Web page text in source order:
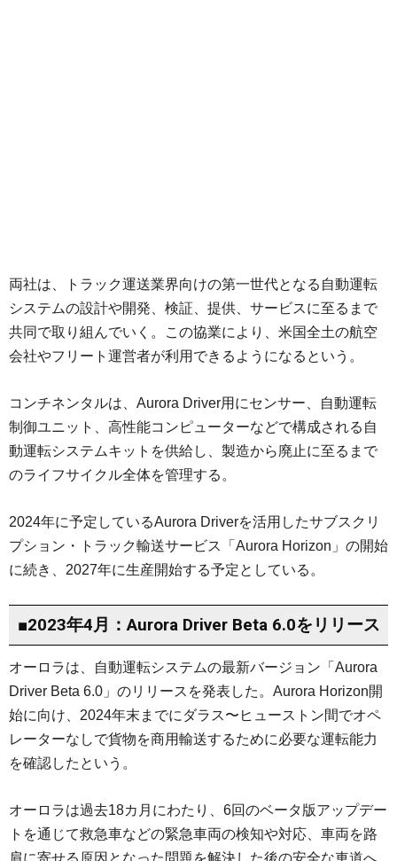
両社は、トラック運送業界向けの第一世代となる自動運転
システムの設計や開発、検証、提供、サービスに至るまで
共同で取り組んでいく。この協業により、米国全土の航空
会社やフリート運営者が利用できるようになるという。
コンチネンタルは、Aurora Driver用にセンサー、自動運転
制御ユニット、高性能コンピューターなどで構成される自
動運転システムキットを供給し、製造から廃止に至るまで
のライフサイクル全体を管理する。
2024年に予定しているAurora Driverを活用したサブスクリ
プション・トラック輸送サービス「Aurora Horizon」の開始
に続き、2027年に生産開始する予定としている。
■2023年4月：Aurora Driver Beta 6.0をリリース
オーロラは、自動運転システムの最新バージョン「Aurora
Driver Beta 6.0」のリリースを発表した。Aurora Horizon開
始に向け、2024年末までにダラス〜ヒューストン間でオペ
レーターなしで貨物を商用輸送するために必要な運転能力
を確認したという。
オーロラは過去18カ月にわたり、6回のベータ版アップデー
トを通じて救急車などの緊急車両の検知や対応、車両を路
肩に寄せる原因となった問題を解決した後の安全な車道へ